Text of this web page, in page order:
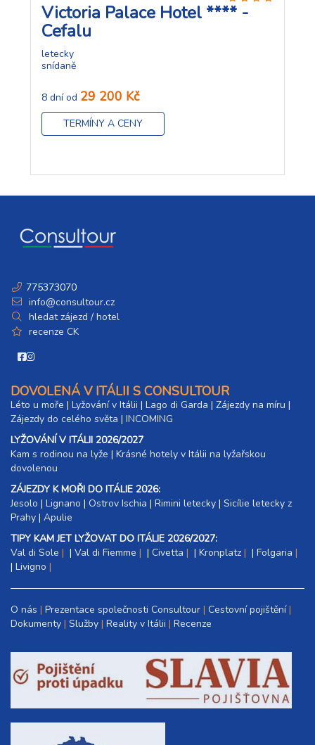
Victoria Palace Hotel **** -
Cefalu
letecky
snídaně
8 dní od 29 200 Kč
TERMÍNY A CENY
775373070
info@consultour.cz
hledat zájezd / hotel
recenze CK
DOVOLENÁ V ITÁLII S CONSULTOUR
Léto u moře | Lyžování v Itálii | Lago di Garda | Zájezdy na míru |
Zájezdy do celého světa | INCOMING
LYŽOVÁNÍ V ITÁLII 2026/2027
Kam s rodinou na lyže |​ Krásné hotely v Itálii na lyžařskou
dovolenou
ZÁJEZDY K MOŘI DO ITÁLIE 2026:
Jesolo | Lignano | Ostrov Ischia | Rimini letecky | Sicílie letecky z
Prahy | Apulie
TIPY KAM JET LYŽOVAT DO ITÁLIE 2026/2027:
Val di Sole
| Val di Fiemme | Civetta | Kronplatz | Folgaria
| Livigno
O nás Prezentace společnosti Consultour Cestovní pojištění
Dokumenty Služby Reality v Itálii Recenze